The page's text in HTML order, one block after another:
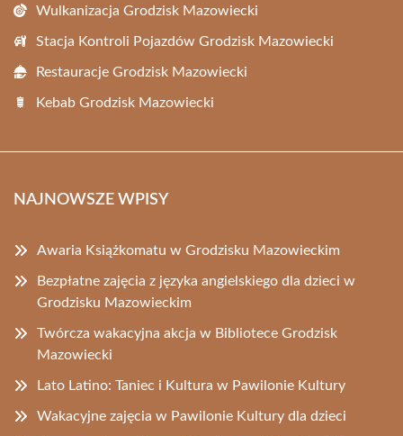
Wulkanizacja Grodzisk Mazowiecki
Stacja Kontroli Pojazdów Grodzisk Mazowiecki
Restauracje Grodzisk Mazowiecki
Kebab Grodzisk Mazowiecki
NAJNOWSZE WPISY
Awaria Książkomatu w Grodzisku Mazowieckim
Bezpłatne zajęcia z języka angielskiego dla dzieci w
Grodzisku Mazowieckim
Twórcza wakacyjna akcja w Bibliotece Grodzisk
Mazowiecki
Lato Latino: Taniec i Kultura w Pawilonie Kultury
Wakacyjne zajęcia w Pawilonie Kultury dla dzieci